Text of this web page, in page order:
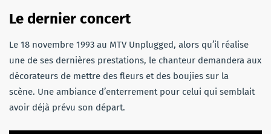
Le dernier concert
Le 18 novembre 1993 au MTV Unplugged, alors qu’il réalise
une de ses dernières prestations, le chanteur demandera aux
décorateurs de mettre des fleurs et des boujies sur la
scène. Une ambiance d’enterrement pour celui qui semblait
avoir déjà prévu son départ.